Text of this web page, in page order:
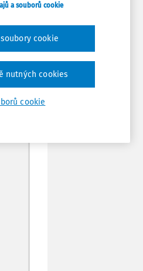
Poznámka
a souborů cookie
cookie
nutných cookies
cookie